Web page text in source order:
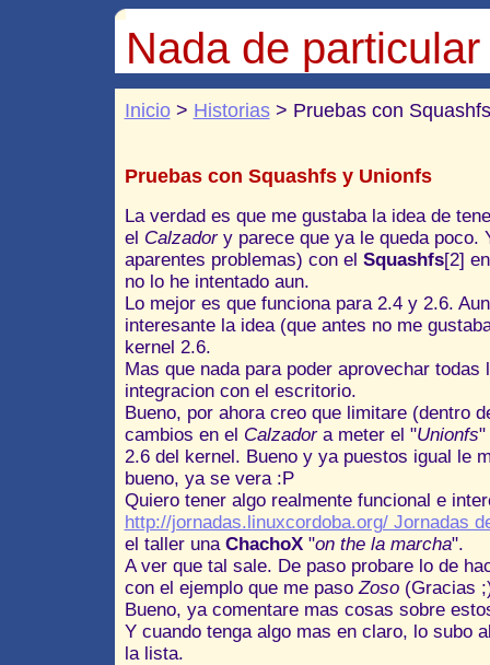
Nada de particular
Inicio> Historias> Pruebas con
Pruebas con Squashfs y Unionfs
La verdad es que me gustaba la idea de
el Calzadory parece que ya le queda poco.
aparentes problemas) con el Squashfs[2]
no lo he intentado aun.
Lo mejor es que funciona para 2.4 y 2.6.
interesante la idea (que antes no me
kernel 2.6.
Mas que nada para poder aprovechar
integracion con el escritorio.
Bueno, por ahora creo que limitare (dentro
cambios en el Calzadora meter el "Unionfs"
2.6 del kernel. Bueno y ya puestos igual le
bueno, ya se vera :P
Quiero tener algo realmente funcional e
http://jornadas.linuxcordoba.org/ Jornadas
el taller una ChachoX"on the la marcha".
A ver que tal sale. De paso probare lo de
con el ejemplo que me pasoZoso(Gracias
Bueno, ya comentare mas cosas sobre
Y cuando tenga algo mas en claro, lo subo
la lista.